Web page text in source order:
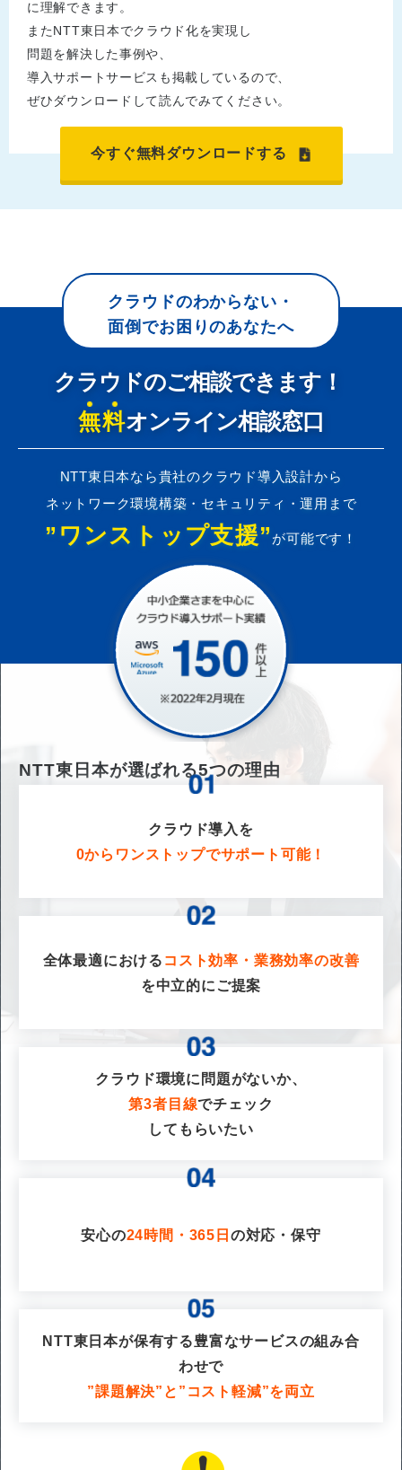
に理解できます。
またNTT東日本でクラウド化を実現し
問題を解決した事例や、
導入サポートサービスも掲載しているので、
ぜひダウンロードして読んでみてください。
今すぐ無料ダウンロードする
クラウドのわからない・
面倒でお困りのあなたへ
クラウドのご相談できます！
無料オンライン相談窓口
NTT東日本なら貴社のクラウド導入設計から
ネットワーク環境構築・セキュリティ・運用まで
”ワンストップ支援” が可能です！
NTT東日本が選ばれる5つの理由
クラウド導入を
0からワンストップでサポート可能！
全体最適における コスト効率・業務効率の改善
を中立的にご提案
クラウド環境に問題がないか、
第3者目線でチェック
してもらいたい
安心の24時間・365日 の対応・保守
NTT東日本が保有する豊富なサービスの組み合
わせで
”課題解決”と”コスト軽減”を両立